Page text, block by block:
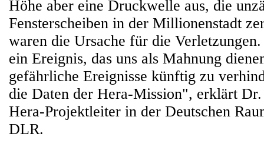
Höhe aber eine Druckwelle aus, die
Fensterscheiben in der Millionenstadt
waren die Ursache für die
ein Ereignis, das uns als Mahnung
gefährliche Ereignisse künftig zu
die Daten der Hera-Mission", erklärt
Hera-Projektleiter in der Deutschen
DLR.